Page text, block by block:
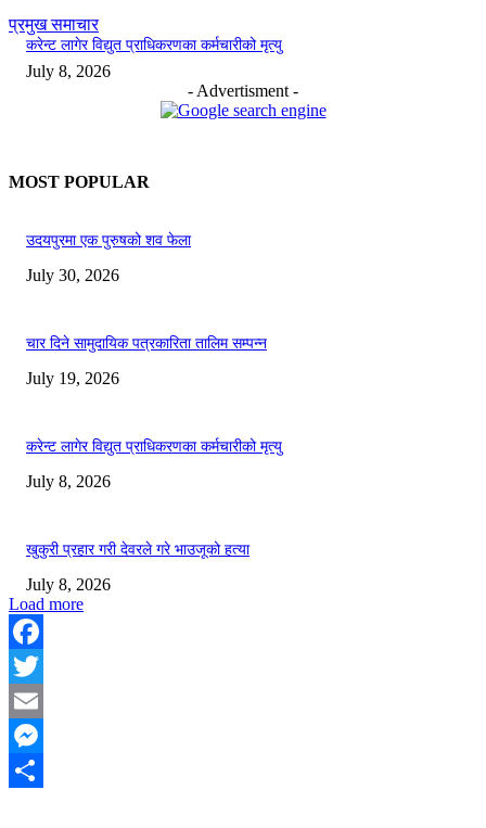
प्रमुख समाचार
करेन्ट लागेर विद्युत प्राधिकरणका कर्मचारीको मृत्यु
July 8, 2026
- Advertisment -
MOST POPULAR
उदयपुरमा एक पुरुषको शव फेला
July 30, 2026
चार दिने सामुदायिक पत्रकारिता तालिम सम्पन्न
July 19, 2026
करेन्ट लागेर विद्युत प्राधिकरणका कर्मचारीको मृत्यु
July 8, 2026
खुकुरी प्रहार गरी देवरले गरे भाउजूको हत्या
July 8, 2026
Load more
Facebook
Twitter
Email
Messenger